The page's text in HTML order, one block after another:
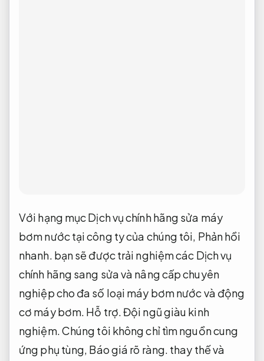
Với hạng mục Dịch vụ chính hãng sửa máy
bơm nước tại công ty của chúng tôi, Phản hồi
nhanh. bạn sẽ được trải nghiệm các Dịch vụ
chính hãng sang sửa và nâng cấp chuyên
nghiệp cho đa số loại máy bơm nước và động
cơ máy bơm. Hỗ trợ.Đội ngũ giàu kinh
nghiệm.Chúng tôi không chỉ tìm nguồn cung
ứng phụ tùng, Báo giá rõ ràng. thay thế và